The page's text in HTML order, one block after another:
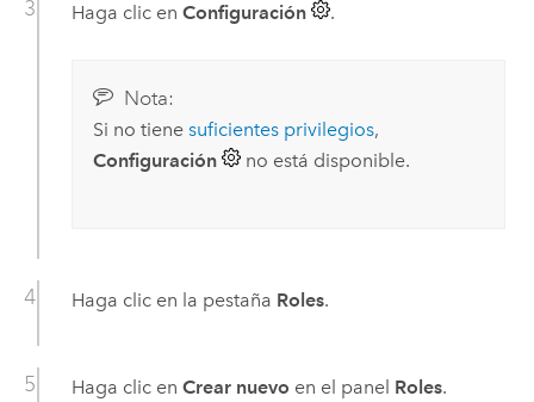
Haga clic en Configuración .
Nota:
Si no tiene suficientes privilegios,
Configuración
no está disponible.
Haga clic en la pestaña Roles.
Haga clic en Crear nuevo en el panel Roles.